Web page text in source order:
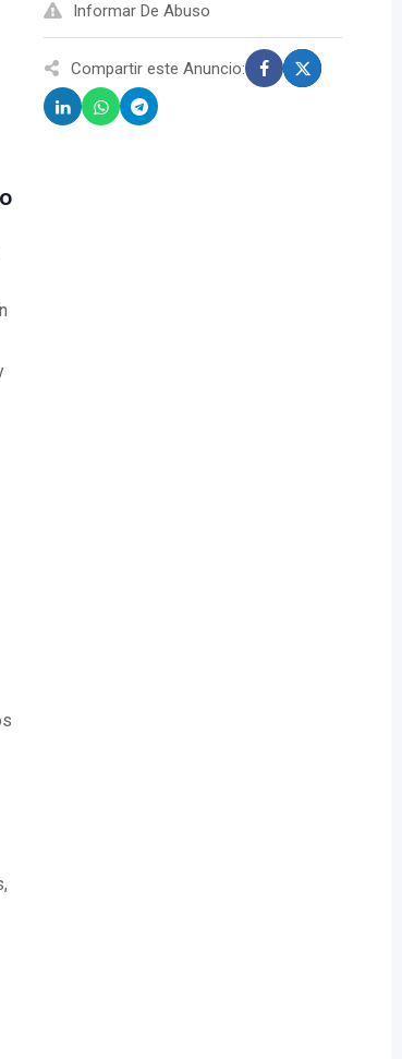
Informar De Abuso
Compartir este Anuncio: